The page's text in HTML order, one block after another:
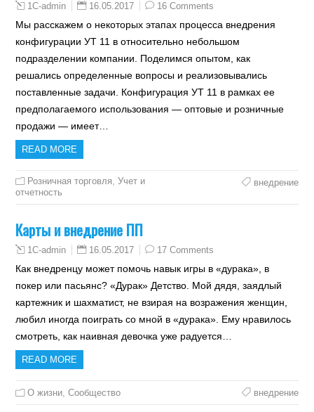
1C-admin 16.05.2017 16 Comments
Мы расскажем о некоторых этапах процесса внедрения
конфигурации УТ 11 в относительно небольшом
подразделении компании. Поделимся опытом, как
решались определенные вопросы и реализовывались
поставленные задачи. Конфигурация УТ 11 в рамках ее
предполагаемого использования — оптовые и розничные
продажи — имеет…
READ MORE
Розничная торговля,Учет и
отчетность
внедрение
Карты и внедрение ПП
1C-admin 16.05.2017 17 Comments
Как внедренцу может помочь навык игры в «дурака», в
покер или пасьянс? «Дурак» Детство. Мой дядя, заядлый
картежник и шахматист, не взирая на возражения женщин,
любил иногда поиграть со мной в «дурака». Ему нравилось
смотреть, как наивная девочка уже радуется…
READ MORE
О жизни,Сообщество внедрение